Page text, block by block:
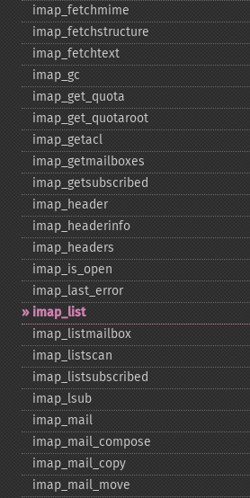
imap_​fetchmime
imap_​fetchstructure
imap_​fetchtext
imap_​gc
imap_​get_​quota
imap_​get_​quotaroot
imap_​getacl
imap_​getmailboxes
imap_​getsubscribed
imap_​header
imap_​headerinfo
imap_​headers
imap_​is_​open
imap_​last_​error
imap_​list
imap_​listmailbox
imap_​listscan
imap_​listsubscribed
imap_​lsub
imap_​mail
imap_​mail_​compose
imap_​mail_​copy
imap_​mail_​move